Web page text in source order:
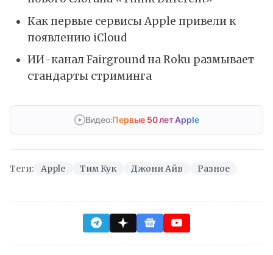
Как первые сервисы Apple привели к
появлению iCloud
ИИ-канал Fairground на Roku размывает
стандарты стриминга
Видео:Первые 50 лет Apple
Теги: Apple Тим Кук Джони Айв Разное